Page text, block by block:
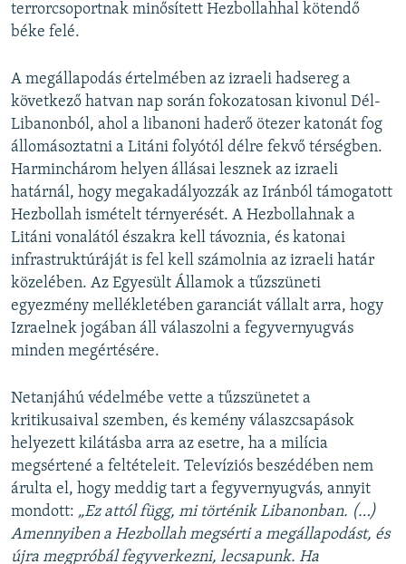
terrorcsoportnak minősített Hezbollahhal kötendő
béke felé.
A megállapodás értelmében az izraeli hadsereg a
következő hatvan nap során fokozatosan kivonul Dél-
Libanonból, ahol a libanoni haderő ötezer katonát fog
állomásoztatni a Litáni folyótól délre fekvő térségben.
Harminchárom helyen állásai lesznek az izraeli
határnál, hogy megakadályozzák az Iránból támogatott
Hezbollah ismételt térnyerését. A Hezbollahnak a
Litáni vonalától északra kell távoznia, és katonai
infrastruktúráját is fel kell számolnia az izraeli határ
közelében. Az Egyesült Államok a tűzszüneti
egyezmény mellékletében garanciát vállalt arra, hogy
Izraelnek jogában áll válaszolni a fegyvernyugvás
minden megértésére.
Netanjáhú védelmébe vette a tűzszünetet a
kritikusaival szemben, és kemény válaszcsapások
helyezett kilátásba arra az esetre, ha a milícia
megsértené a feltételeit. Televíziós beszédében nem
árulta el, hogy meddig tart a fegyvernyugvás, annyit
mondott: „Ez attól függ, mi történik Libanonban. (…)
Amennyiben a Hezbollah megsérti a megállapodást, és
újra megpróbál fegyverkezni, lecsapunk. Ha